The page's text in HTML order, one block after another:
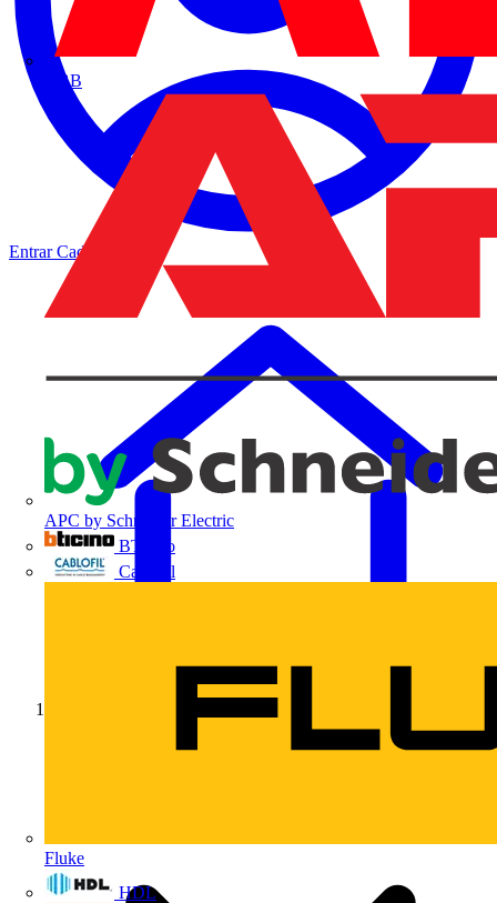
ABB
APC by Schneider Electric
BTicino
Cablofil
Fluke
HDL
EntrarCadastrar